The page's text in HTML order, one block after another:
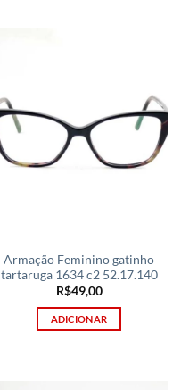
Armação Feminino gatinho
tartaruga 1634 c2 52.17.140
R$49,00
ADICIONAR